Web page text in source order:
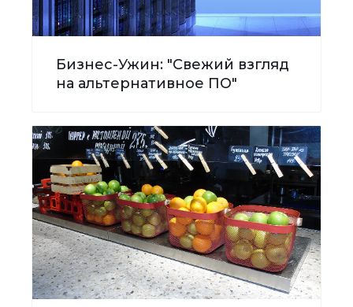
Бизнес-Ужин: "Свежий взгляд
на альтернативное ПО"